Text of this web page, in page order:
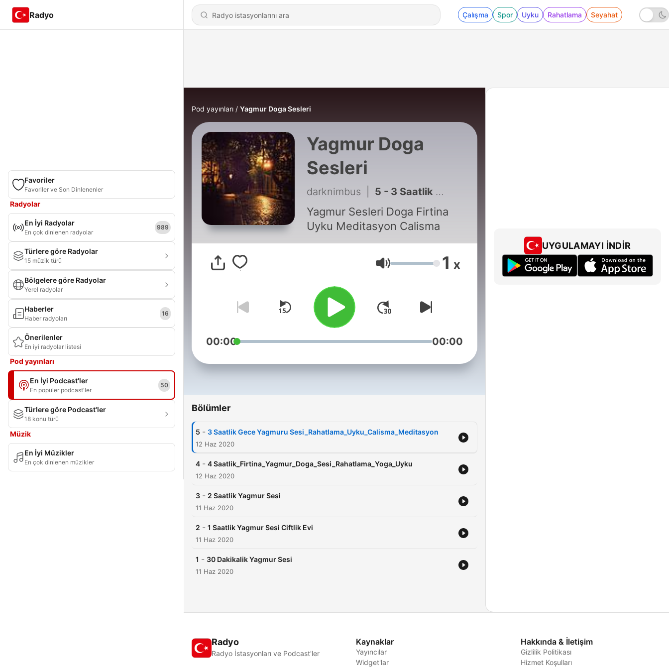
Radyo Çalışma Spor Uyku Rahatlama Seyahat
Favoriler
Favoriler ve Son Dinlenenler
Radyolar
En İyi Radyolar
En çok dinlenen radyolar
989
Türlere göre Radyolar
15 müzik türü
Bölgelere göre Radyolar
Yerel radyolar
Haberler
Haber radyoları
16
Önerilenler
En iyi radyolar listesi
Pod yayınları
En İyi Podcast'ler
En popüler podcast'ler
50
Türlere göre Podcast'ler
18 konu türü
Müzik
En İyi Müzikler
En çok dinlenen müzikler
Pod yayınları Yagmur Doga Sesleri
Yagmur Doga
Sesleri
darknimbus 5 - 3 Saatlik Gece Yagmuru Sesi_Rahatlama_Uyku_Calisma_Meditasyon
Yagmur Sesleri Doga Firtina
Uyku Meditasyon Calisma
Ses 1 x
00:00 00:00
Bölümler
5 - 3 Saatlik Gece Yagmuru Sesi_Rahatlama_Uyku_Calisma_Meditasyon
12 Haz 2020
4 - 4 Saatlik_Firtina_Yagmur_Doga_Sesi_Rahatlama_Yoga_Uyku
12 Haz 2020
3 - 2 Saatlik Yagmur Sesi
11 Haz 2020
2 - 1 Saatlik Yagmur Sesi Ciftlik Evi
11 Haz 2020
1 - 30 Dakikalik Yagmur Sesi
11 Haz 2020
UYGULAMAYI İNDIR
Radyo
Radyo İstasyonları ve Podcast'ler
Kaynaklar
Yayıncılar
Widget'lar
Hakkında & İletişim
Gizlilik Politikası
Hizmet Koşulları